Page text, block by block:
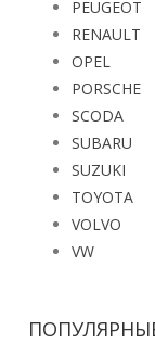
PEUGEOT
RENAULT
OPEL
PORSCHE
SCODA
SUBARU
SUZUKI
TOYOTA
VOLVO
VW